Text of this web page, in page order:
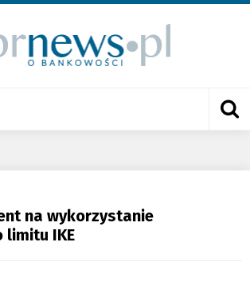
na wykorzystanie
limitu IKE